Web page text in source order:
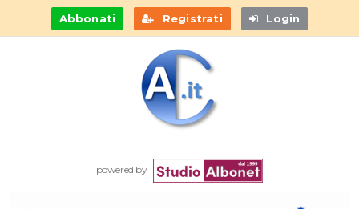
Abbonati Registrati Login
powered by